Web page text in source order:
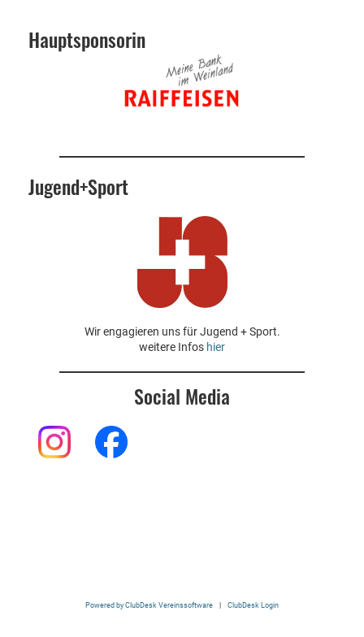
Hauptsponsorin
Jugend+Sport
Wir engagieren uns für Jugend + Sport.
weitere Infos hier
Social Media
Powered by ClubDesk Vereinssoftware | ClubDesk Login